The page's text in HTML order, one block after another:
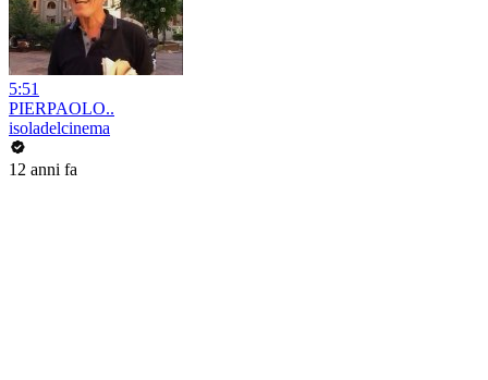
5:51
PIERPAOLO..
isoladelcinema
12 anni fa